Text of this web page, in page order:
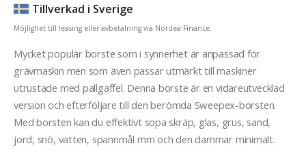
Tillverkad i Sverige
Möjlighet till leasing eller avbetalning via Nordea Finance.
Mycket populär borste som i synnerhet är anpassad för
grävmaskin men som även passar utmärkt till maskiner
utrustade med pallgaffel. Denna borste är en vidareutvecklad
version och efterföljare till den berömda Sweepex-borsten.
Med borsten kan du effektivt sopa skräp, glas, grus, sand,
jord, snö, vatten, spannmål mm och den dammar minimalt.